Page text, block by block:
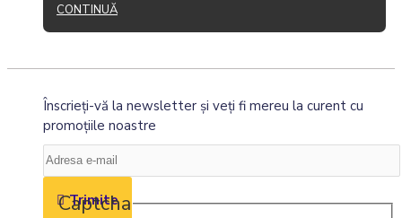
CONTINUĂ
Înscrieţi-vă la newsletter şi veţi fi mereu la curent cu
promoţiile noastre
Trimite
Captcha